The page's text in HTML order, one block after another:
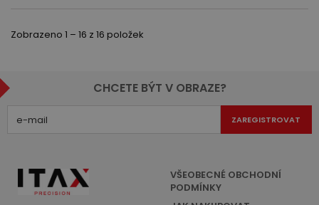
Zobrazeno 1 – 16 z 16 položek
CHCETE BÝT V OBRAZE?
ZAREGISTROVAT
VŠEOBECNÉ OBCHODNÍ
PODMÍNKY